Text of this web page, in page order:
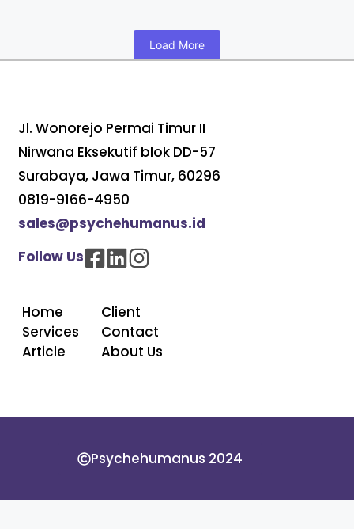
Load More
Jl. Wonorejo Permai Timur II
Nirwana Eksekutif blok DD-57
Surabaya, Jawa Timur, 60296
0819-9166-4950
sales@psychehumanus.id
Follow Us
Home
Services
Article
Client
Contact
About Us
Psychehumanus 2024